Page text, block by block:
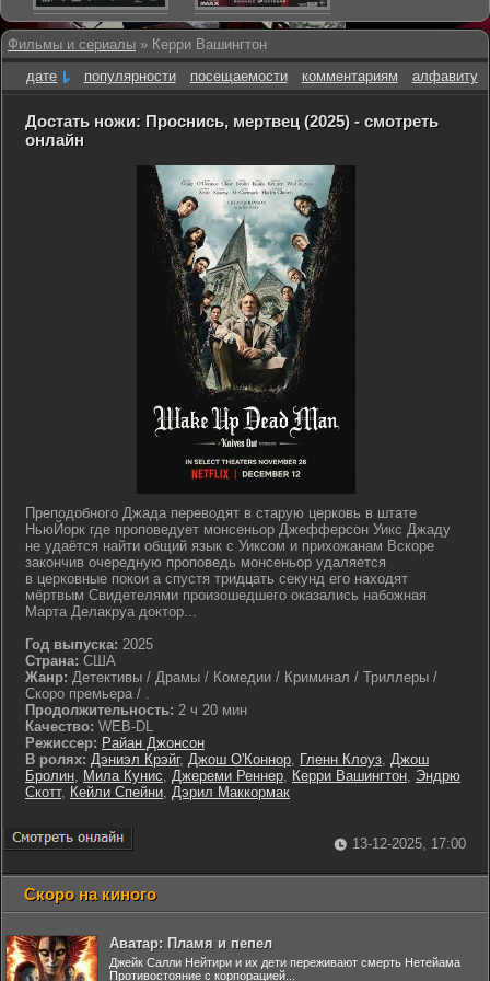
Фильмы и сериалы » Керри Вашингтон
дате
популярности посещаемости комментариям алфавиту
Достать ножи: Проснись, мертвец (2025) - смотреть
онлайн
Преподобного Джада переводят в старую церковь в штате
НьюЙорк где проповедует монсеньор Джефферсон Уикс Джаду
не удаётся найти общий язык с Уиксом и прихожанам Вскоре
закончив очередную проповедь монсеньор удаляется
в церковные покои а спустя тридцать секунд его находят
мёртвым Свидетелями произошедшего оказались набожная
Марта Делакруа доктор...
Год выпуска: 2025
Страна: США
Жанр: Детективы / Драмы / Комедии / Криминал / Триллеры /
Скоро премьера / .
Продолжительность: 2 ч 20 мин
Качество: WEB-DL
Режиссер: Райан Джонсон
В ролях: Дэниэл Крэйг, Джош О'Коннор, Гленн Клоуз, Джош
Бролин, Мила Кунис, Джереми Реннер, Керри Вашингтон, Эндрю
Скотт, Кейли Спейни, Дэрил Маккормак
13-12-2025, 17:00
Скоро на киного
Аватар: Пламя и пепел
Джейк Салли Нейтири и их дети переживают смерть Нетейама
Противостояние с корпорацией...